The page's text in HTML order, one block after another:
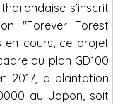
s’inscrit
"Forever Forest
en cours, ce projet
du plan GD100
2017, la plantation
au Japon, soit